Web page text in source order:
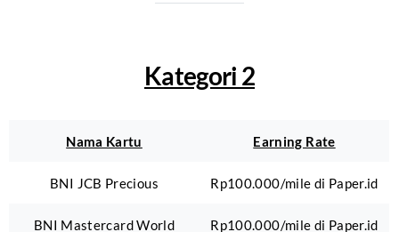
Kategori 2
Nama Kartu Earning Rate
BNI JCB Precious Rp100.000/mile di Paper.id
BNI Mastercard World Rp100.000/mile di Paper.id